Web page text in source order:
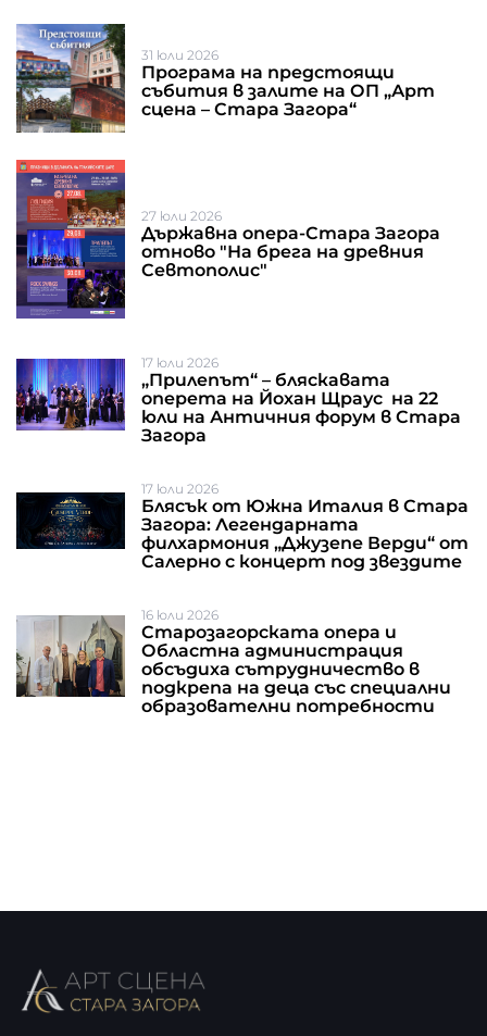
31 юли 2026
Програма на предстоящи
събития в залите на ОП „Арт
сцена – Стара Загора“
27 юли 2026
Държавна опера-Стара Загора
отново "На брега на древния
Севтополис"
17 юли 2026
„Прилепът“ – бляскавата
оперета на Йохан Щраус на 22
юли на Античния форум в Стара
Загорa
17 юли 2026
Блясък от Южна Италия в Стара
Загора: Легендарната
филхармония „Джузепе Верди“ от
Салерно с концерт под звездите
16 юли 2026
Старозагорската опера и
Областна администрация
обсъдиха сътрудничество в
подкрепа на деца със специални
образователни потребности